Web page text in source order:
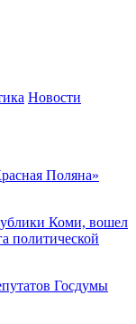
Новости
Поляна»
Коми, вошел
политической
Госдумы